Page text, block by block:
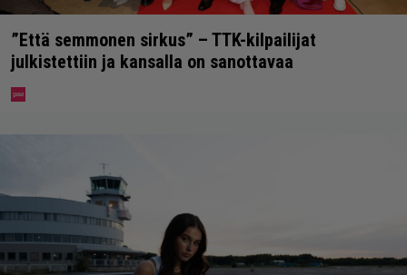
”Että semmonen sirkus” – TTK-kilpailijat
julkistettiin ja kansalla on sanottavaa